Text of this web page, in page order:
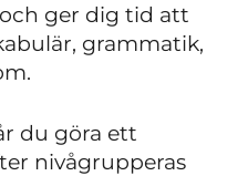
och ger dig tid att
grammatik,
du göra ett
nivågrupperas